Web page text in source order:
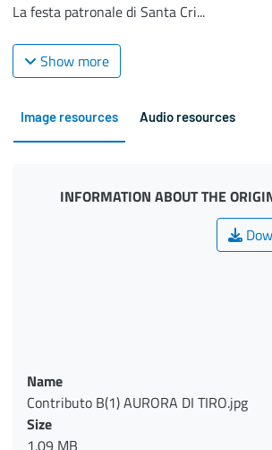
La festa patronale di Santa Cri...
Show more
Image resources Audio resources
INFORMATION ABOUT THE
Name
Contributo B(1) AURORA DI TIRO.jpg
Size
1.09 MB